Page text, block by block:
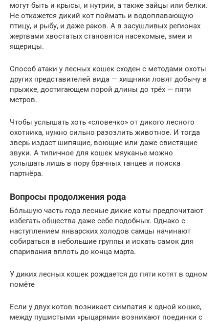
могут быть и крысы, и нутрии, а также зайцы или белки.
Не откажется дикий кот поймать и водоплавающую
птицу, и рыбу, и даже раков. А в засушливых регионах
жертвами хвостатых становятся насекомые, змеи и
ящерицы.
Способ атаки у лесных кошек сходен с методами охоты
других представителей вида — хищники ловят добычу в
прыжке, достигающем порой длины до трёх — пяти
метров.
Чтобы услышать хоть «словечко» от дикого лесного
охотника, нужно сильно разозлить животное. И тогда
зверь издаст шипящие, воющие или даже свистящие
звуки. А типичное для кошек мяуканье можно
услышать лишь в пору брачных танцев и поиска
партнёра.
Вопросы продолжения рода
Бо́льшую часть года лесные дикие коты предпочитают
избегать общества даже себе подобных. Однако с
наступлением январских холодов самцы начинают
собираться в небольшие группы и искать самок для
спаривания вплоть до конца марта.
У диких лесных кошек рождается до пяти котят в одном
помёте
Если у двух котов возникает симпатия к одной кошке,
между пушистыми «рыцарями» возникают поединки с